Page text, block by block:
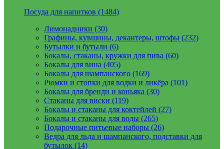
Посуда для напитков (1484)
Лимонадники (30)
Графины, кувшины, декантеры, штофы (232)
Бутылки и бутыли (6)
Бокалы, стаканы, кружки для пива (60)
Бокалы для вина (405)
Бокалы для шампанского (169)
Рюмки и стопки для водки и ликёра (101)
Бокалы для бренди и коньяка (30)
Стаканы для виски (119)
Бокалы и стаканы для коктейлей (27)
Бокалы и стаканы для воды (265)
Подарочные питьевые наборы (26)
Ведра для льда и шампанского, подставки для
бутылок (14)